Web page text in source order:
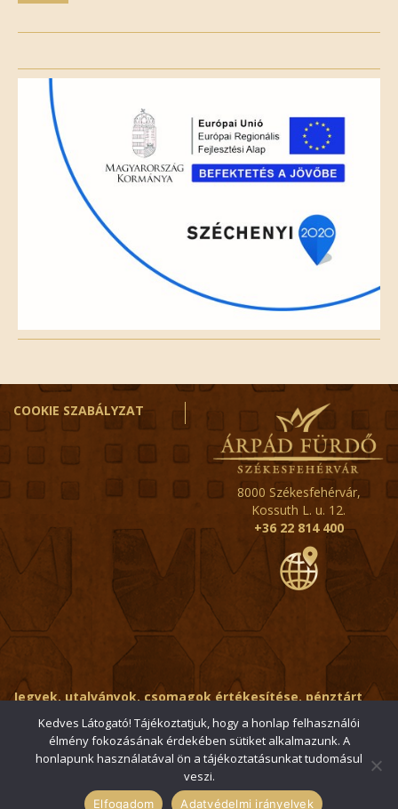
field
empty.
COOKIE SZABÁLYZAT
8000 Székesfehérvár,
Kossuth L. u. 12.
+36 22 814 400
Jegyek, utalványok, csomagok értékesítése, pénztárt
érintő kérdések:
ertekesito@fehervar-arpadfurdo.hu
Általános érdeklődés: info@fehervar-arpadfurdo.hu
© 2006-2026 Székesfehérvári Árpád Fürdő / Minden jog
Kedves Látogató! Tájékoztatjuk, hogy a honlap felhasználói
élmény fokozásának érdekében sütiket alkalmazunk. A
honlapunk használatával ön a tájékoztatásunkat tudomásul
veszi.
Elfogadom Adatvédelmi irányelvek